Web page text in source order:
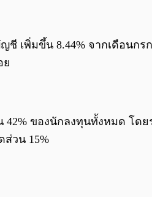
ชี เพิ่มขึ้น 8.44% จากเดือนก
ย
ของนักลงทุนทั้งหมด โดย
วน 15%